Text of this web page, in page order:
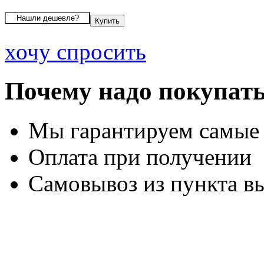
хочу спросить
Почему надо
Мы гарантируем
Оплата при получении
Самовывоз из пункта